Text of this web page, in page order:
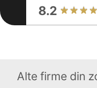
8.2
Alte firme din